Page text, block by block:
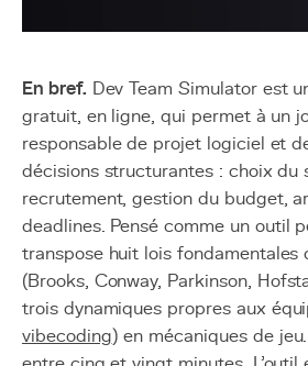
En bref.Dev Team Simulator est
gratuit, en ligne, qui permet à un
responsable de projet logiciel et
décisions structurantes : choix du
recrutement, gestion du budget,
deadlines. Pensé comme un outil
transpose huit lois fondamentales
(Brooks, Conway, Parkinson,
trois dynamiques propres aux
vibecoding) en mécaniques de